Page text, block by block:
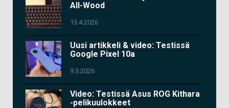
All-Wood
13.4.2026
Uusi artikkeli & video: Testissä
Google Pixel 10a
9.3.2026
Video: Testissä Asus ROG Kithara
-pelikuulokkeet